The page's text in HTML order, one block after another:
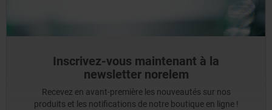
Inscrivez-vous maintenant à la
newsletter norelem
Recevez en avant-première les nouveautés sur nos
produits et les notifications de notre boutique en ligne !